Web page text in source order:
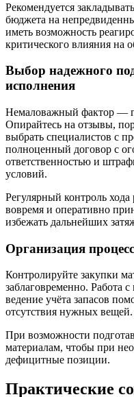
Рекомендуется
бюджета на
иметь возможность
критического влияния на
Выбор надежного
исполнения
Немаловажный фактор —
Опирайтесь на отзывы,
выбрать специалистов с
полноценный договор с
ответственностью и
условий.
Регулярный контроль
вовремя и оперативно
избежать дальнейших
Организация
Контролируйте закупки
заблаговременно. Работа
ведение учёта запасов
отсутствия нужных вещей.
При возможности
материалам, чтобы при
дефицитные позиции.
Практические